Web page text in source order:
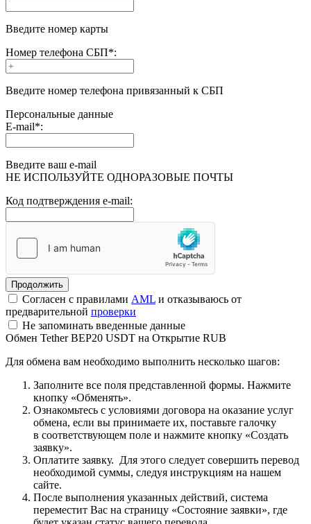
Введите номер карты
Номер телефона СБП*:
Введите номер телефона привязанный к СБП
Персональные данные
E-mail*:
Введите ваш e-mail
НЕ ИСПОЛЬЗУЙТЕ ОДНОРАЗОВЫЕ ПОЧТЫ
Код подтверждения e-mail:
Согласен с правилами AML и отказываюсь от
предварительной проверки
Не запоминать введенные данные
Обмен Tether BEP20 USDT на Открытие RUB
Для обмена вам необходимо выполнить несколько шагов:
Заполните все поля представленной формы. Нажмите
кнопку «Обменять».
Ознакомьтесь с условиями договора на оказание услуг
обмена, если вы принимаете их, поставьте галочку
в соответствующем поле и нажмите кнопку «Создать
заявку».
Оплатите заявку. Для этого следует совершить перевод
необходимой суммы, следуя инструкциям на нашем
сайте.
После выполнения указанных действий, система
переместит Вас на страницу «Состояние заявки», где